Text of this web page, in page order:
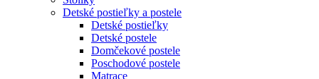
Detské postieľky a postele
Detské postieľky
Detské postele
Domčekové postele
Poschodové postele
Matrace